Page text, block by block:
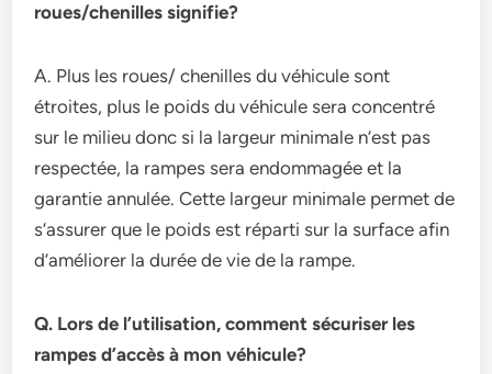
roues/chenilles signifie?
A. Plus les roues/ chenilles du véhicule sont
étroites, plus le poids du véhicule sera concentré
sur le milieu donc si la largeur minimale n’est pas
respectée, la rampes sera endommagée et la
garantie annulée. Cette largeur minimale permet de
s’assurer que le poids est réparti sur la surface afin
d’améliorer la durée de vie de la rampe.
Q. Lors de l’utilisation, comment sécuriser les
rampes d’accès à mon véhicule?